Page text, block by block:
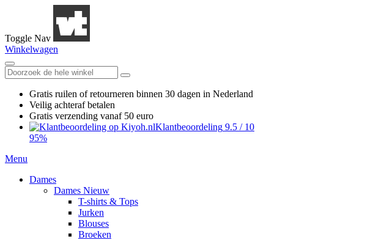
Toggle Nav
Winkelwagen
Gratis ruilen of retourneren binnen 30 dagen in Nederland
Veilig achteraf betalen
Gratis verzending vanaf 50 euro
Klantbeoordeling 9.5 / 10
95%
Menu
Dames
Dames Nieuw
T-shirts & Tops
Jurken
Blouses
Broeken